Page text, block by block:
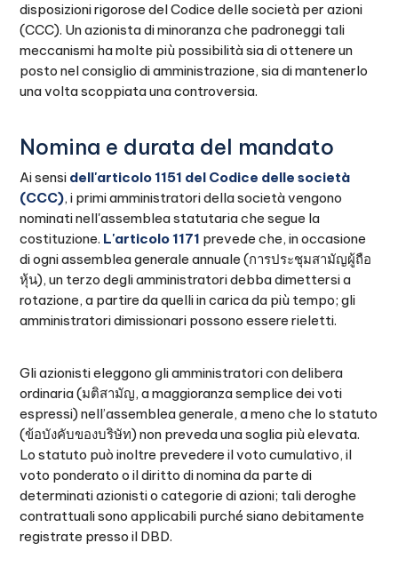
disposizioni rigorose del Codice delle società per azioni
(CCC). Un azionista di minoranza che padroneggi tali
meccanismi ha molte più possibilità sia di ottenere un
posto nel consiglio di amministrazione, sia di mantenerlo
una volta scoppiata una controversia.
Nomina e durata del mandato
Ai sensi dell'articolo 1151 del Codice delle società
(CCC), i primi amministratori della società vengono
nominati nell'assemblea statutaria che segue la
costituzione. L'articolo 1171 prevede che, in occasione
di ogni assemblea generale annuale (การประชุมสามัญผู้ถือ
หุ้น), un terzo degli amministratori debba dimettersi a
rotazione, a partire da quelli in carica da più tempo; gli
amministratori dimissionari possono essere rieletti.
Gli azionisti eleggono gli amministratori con delibera
ordinaria (มติสามัญ, a maggioranza semplice dei voti
espressi) nell’assemblea generale, a meno che lo statuto
(ข้อบังคับของบริษัท) non preveda una soglia più elevata.
Lo statuto può inoltre prevedere il voto cumulativo, il
voto ponderato o il diritto di nomina da parte di
determinati azionisti o categorie di azioni; tali deroghe
contrattuali sono applicabili purché siano debitamente
registrate presso il DBD.